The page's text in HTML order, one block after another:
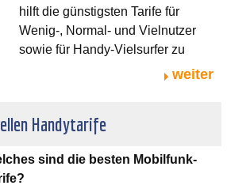
hilft die günstigsten Tarife für
Wenig-, Normal- und Vielnutzer
sowie für Handy-Vielsurfer zu
weiter
Handytarife
sind die besten Mobilfunk-